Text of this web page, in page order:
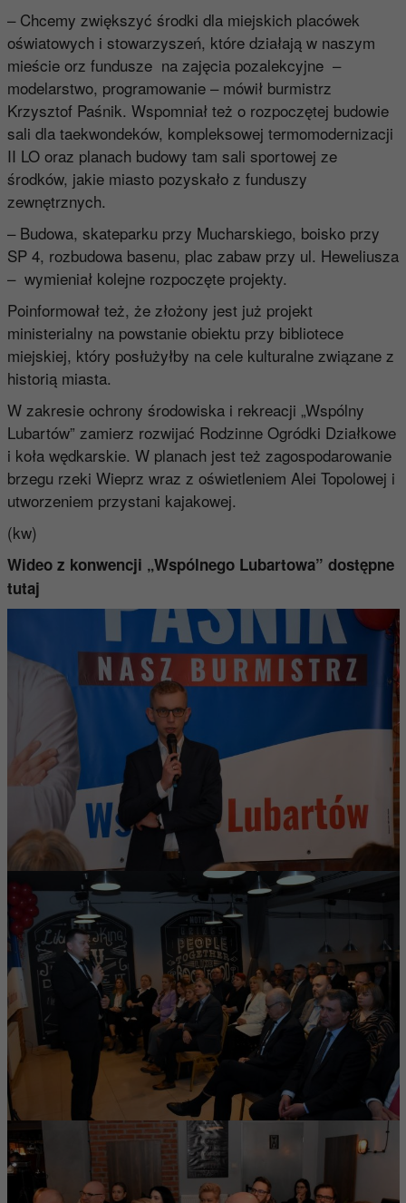
– Chcemy zwiększyć środki dla miejskich placówek
oświatowych i stowarzyszeń, które działają w naszym
mieście orz fundusze na zajęcia pozalekcyjne –
modelarstwo, programowanie – mówił burmistrz
Krzysztof Paśnik. Wspomniał też o rozpoczętej budowie
sali dla taekwondeków, kompleksowej termomodernizacji
II LO oraz planach budowy tam sali sportowej ze
środków, jakie miasto pozyskało z funduszy
zewnętrznych.
– Budowa, skateparku przy Mucharskiego, boisko przy
SP 4, rozbudowa basenu, plac zabaw przy ul. Heweliusza
– wymieniał kolejne rozpoczęte projekty.
Poinformował też, że złożony jest już projekt
ministerialny na powstanie obiektu przy bibliotece
miejskiej, który posłużyłby na cele kulturalne związane z
historią miasta.
W zakresie ochrony środowiska i rekreacji „Wspólny
Lubartów” zamierz rozwijać Rodzinne Ogródki Działkowe
i koła wędkarskie. W planach jest też zagospodarowanie
brzegu rzeki Wieprz wraz z oświetleniem Alei Topolowej i
utworzeniem przystani kajakowej.
(kw)
Wideo z konwencji „Wspólnego Lubartowa” dostępne
tutaj